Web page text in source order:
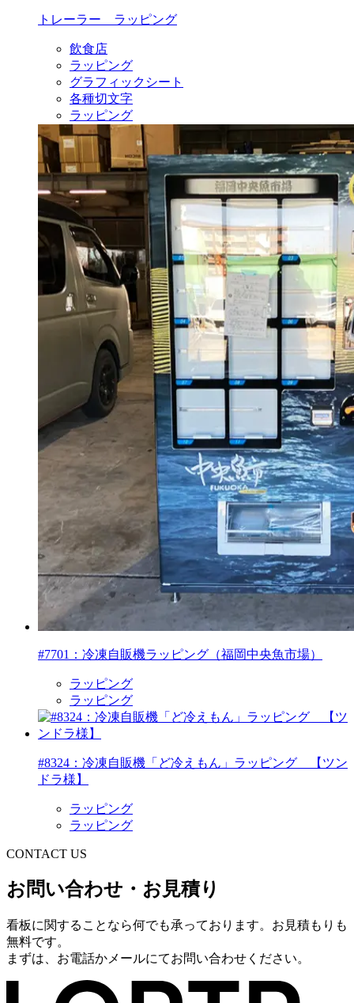
トレーラー ラッピング
飲食店
ラッピング
グラフィックシート
各種切文字
ラッピング
#7701：冷凍自販機ラッピング（福岡中央魚市場）
ラッピング
ラッピング
#8324：冷凍自販機「ど冷えもん」ラッピング 【ツン
ドラ様】
ラッピング
ラッピング
CONTACT US
お問い合わせ・お見積り
看板に関することなら何でも承っております。お見積もりも
無料です。
まずは、お電話かメールにてお問い合わせください。